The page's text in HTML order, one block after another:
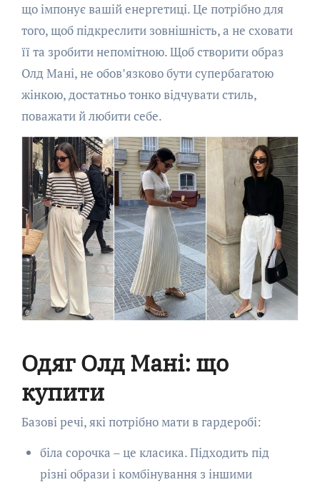
що імпонує вашій енергетиці. Це потрібно для
того, щоб підкреслити зовнішність, а не сховати
її та зробити непомітною. Щоб створити образ
Олд Мані, не обов’язково бути супербагатою
жінкою, достатньо тонко відчувати стиль,
поважати й любити себе.
Одяг Олд Мані: що
купити
Базові речі, які потрібно мати в гардеробі:
біла сорочка – це класика. Підходить під
різні образи і комбінування з іншими